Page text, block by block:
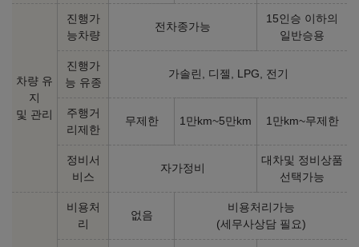
차량 유
지
및 관리
진행가
능차량
전차종가능
15인승 이하의
일반승용
진행가
능 유종
가솔린, 디젤, LPG, 전기
주행거
리제한
무제한 1만km~5만km 1만km~무제한
정비서
비스
자가정비
대차및 정비상품
선택가능
비용처
리
없음
비용처리가능
(세무사상담 필요)